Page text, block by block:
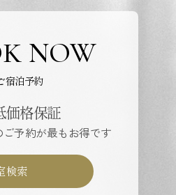
NOW
宿泊予約
価格保証
予約が最もお得です
検索